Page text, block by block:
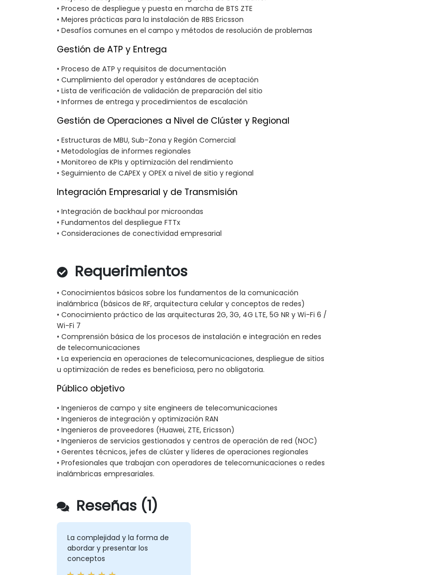
• Proceso de despliegue y puesta en marcha de BTS ZTE
• Mejores prácticas para la instalación de RBS Ericsson
• Desafíos comunes en el campo y métodos de resolución de problemas
Gestión de ATP y Entrega
• Proceso de ATP y requisitos de documentación
• Cumplimiento del operador y estándares de aceptación
• Lista de verificación de validación de preparación del sitio
• Informes de entrega y procedimientos de escalación
Gestión de Operaciones a Nivel de Clúster y Regional
• Estructuras de MBU, Sub-Zona y Región Comercial
• Metodologías de informes regionales
• Monitoreo de KPIs y optimización del rendimiento
• Seguimiento de CAPEX y OPEX a nivel de sitio y regional
Integración Empresarial y de Transmisión
• Integración de backhaul por microondas
• Fundamentos del despliegue FTTx
• Consideraciones de conectividad empresarial
Requerimientos
• Conocimientos básicos sobre los fundamentos de la comunicación
inalámbrica (básicos de RF, arquitectura celular y conceptos de redes)
• Conocimiento práctico de las arquitecturas 2G, 3G, 4G LTE, 5G NR y Wi-Fi 6 /
Wi-Fi 7
• Comprensión básica de los procesos de instalación e integración en redes
de telecomunicaciones
• La experiencia en operaciones de telecomunicaciones, despliegue de sitios
u optimización de redes es beneficiosa, pero no obligatoria.
Público objetivo
• Ingenieros de campo y site engineers de telecomunicaciones
• Ingenieros de integración y optimización RAN
• Ingenieros de proveedores (Huawei, ZTE, Ericsson)
• Ingenieros de servicios gestionados y centros de operación de red (NOC)
• Gerentes técnicos, jefes de clúster y líderes de operaciones regionales
• Profesionales que trabajan con operadores de telecomunicaciones o redes
inalámbricas empresariales.
Reseñas (1)
La complejidad y la forma de
abordar y presentar los
conceptos